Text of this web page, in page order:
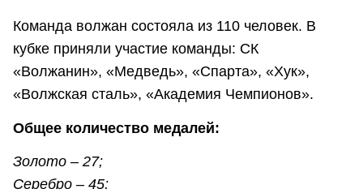
Команда волжан состояла из 110 человек. В
кубке приняли участие команды: СК
«Волжанин», «Медведь», «Спарта», «Хук»,
«Волжская сталь», «Академия Чемпионов».
Общее количество медалей:
Золото – 27;
Серебро – 45;